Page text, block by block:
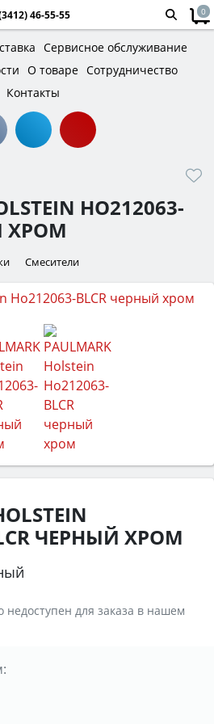
46-55-55 0
Сервисное обслуживание
О товаре Сотрудничество
Контакты
HO212063-
ХРОМ
Смесители
ЧЕРНЫЙ ХРОМ
недоступен для заказа в нашем